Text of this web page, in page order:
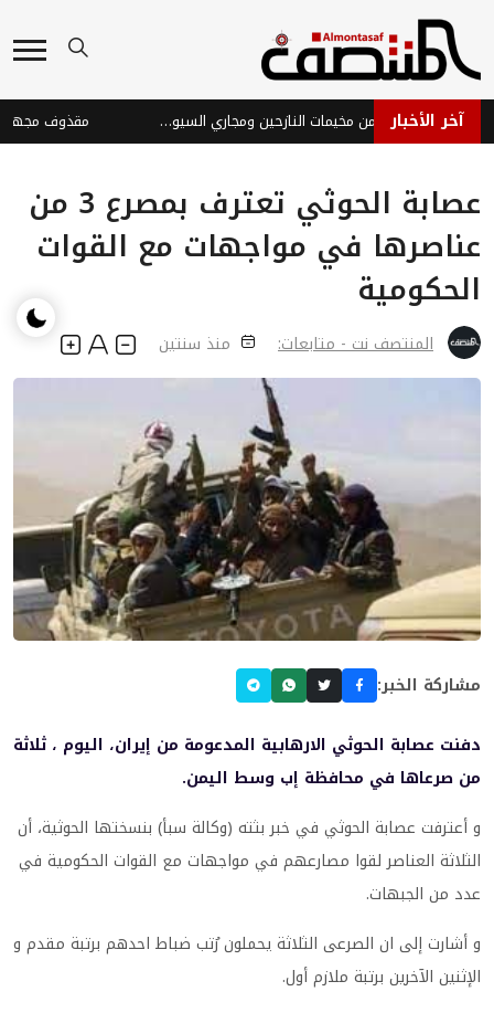
آخر الأخبار إتلاف ألغام وذخائر من مخيمات النازحين ومجاري السيول بمأرب
عصابة الحوثي تعترف بمصرع 3 من
عناصرها في مواجهات مع القوات
الحكومية
المنتصف نت - متابعات: منذ سنتين
مشاركة الخبر:
دفنت عصابة الحوثي الارهابية المدعومة من إيران، اليوم ، ثلاثة
من صرعاها في محافظة إب وسط اليمن.
و أعترفت عصابة الحوثي في خبر بثته (وكالة سبأ) بنسختها الحوثية، أن
الثلاثة العناصر لقوا مصارعهم في مواجهات مع القوات الحكومية في
عدد من الجبهات.
و أشارت إلى ان الصرعى الثلاثة يحملون رُتب ضباط احدهم برتبة مقدم و
الإثنين الآخرين برتبة ملازم أول.